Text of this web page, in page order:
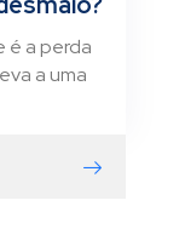
é a perda
a uma